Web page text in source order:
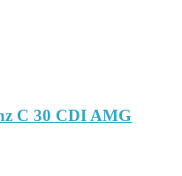
C 30 CDI AMG